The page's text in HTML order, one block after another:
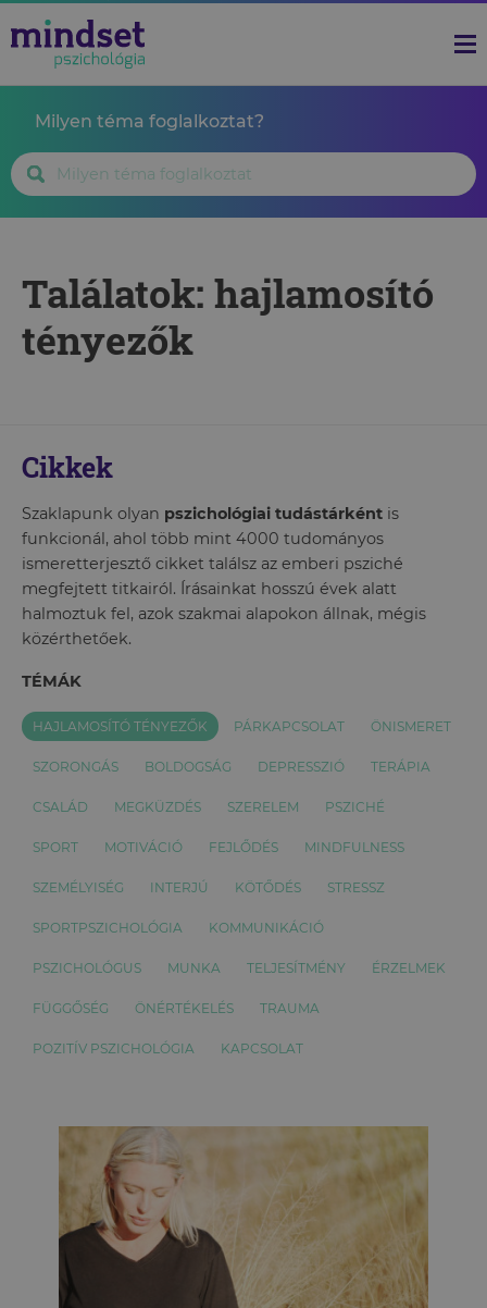
Milyen téma foglalkoztat?
Találatok: hajlamosító
tényezők
Cikkek
Szaklapunk olyan pszichológiai tudástárként is
funkcionál, ahol több mint 4000 tudományos
ismeretterjesztő cikket találsz az emberi psziché
megfejtett titkairól. Írásainkat hosszú évek alatt
halmoztuk fel, azok szakmai alapokon állnak, mégis
közérthetőek.
TÉMÁK
HAJLAMOSÍTÓ TÉNYEZŐK PÁRKAPCSOLAT ÖNISMERET
SZORONGÁS BOLDOGSÁG DEPRESSZIÓ TERÁPIA
CSALÁD MEGKÜZDÉS SZERELEM PSZICHÉ
SPORT MOTIVÁCIÓ FEJLŐDÉS MINDFULNESS
SZEMÉLYISÉG INTERJÚ KÖTŐDÉS STRESSZ
SPORTPSZICHOLÓGIA KOMMUNIKÁCIÓ
PSZICHOLÓGUS MUNKA TELJESÍTMÉNY ÉRZELMEK
FÜGGŐSÉG ÖNÉRTÉKELÉS TRAUMA
POZITÍV PSZICHOLÓGIA KAPCSOLAT